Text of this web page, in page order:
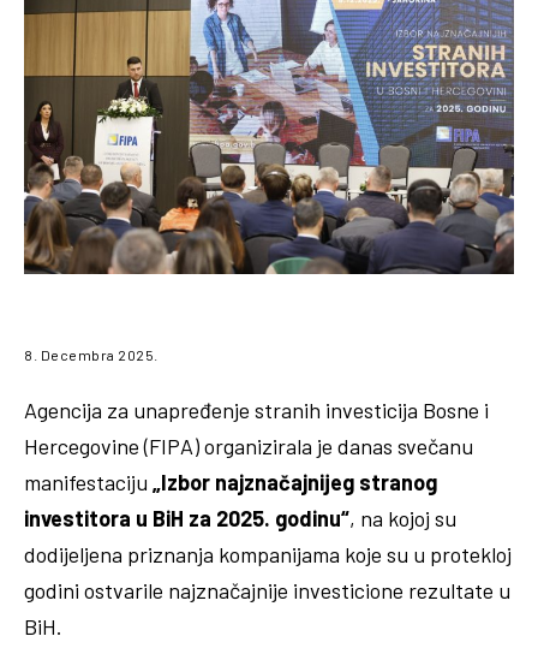
8. Decembra 2025.
Agencija za unapređenje stranih investicija Bosne i
Hercegovine (FIPA) organizirala je danas svečanu
manifestaciju „Izbor najznačajnijeg stranog
investitora u BiH za 2025. godinu“, na kojoj su
dodijeljena priznanja kompanijama koje su u protekloj
godini ostvarile najznačajnije investicione rezultate u
BiH.